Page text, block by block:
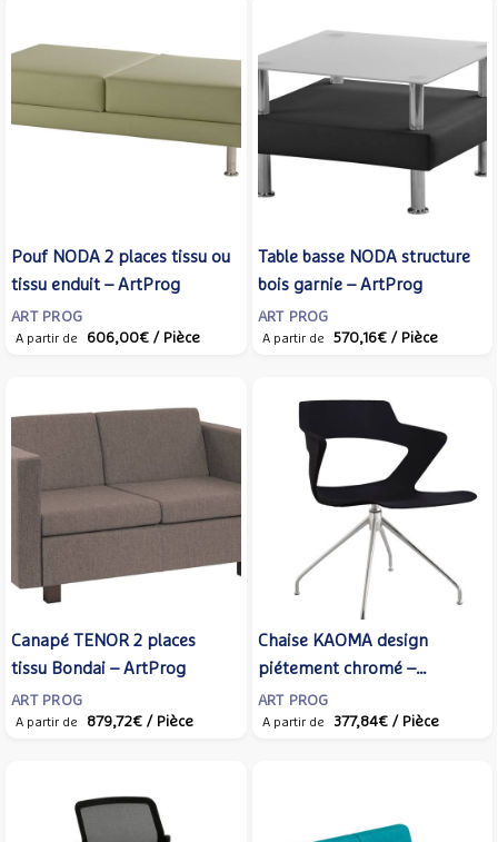
Pouf NODA 2 places tissu ou
tissu enduit – ArtProg
ART PROG
A partir de 606,00€ / Pièce
Table basse NODA structure
bois garnie – ArtProg
ART PROG
A partir de 570,16€ / Pièce
Canapé TENOR 2 places
tissu Bondai – ArtProg
ART PROG
A partir de 879,72€ / Pièce
Chaise KAOMA design
piétement chromé –
ArtProg
ART PROG
A partir de 377,84€ / Pièce